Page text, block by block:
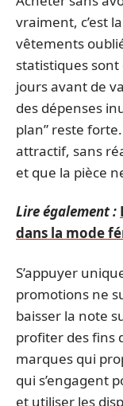
vraiment, c’est
vêtements
statistiques
jours avant de
des dépenses
plan” reste
attractif, sans
et que la pièce
Lire également :
dans la mode
S’appuyer
promotions ne
baisser la note
profiter des fins
marques qui
qui s’engagent
et utiliser les